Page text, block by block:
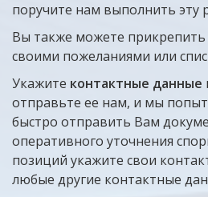
поручите нам выполнить эту
Вы также можете прикрепить
своими пожеланиями или
Укажите контактные данные
отправьте ее нам, и мы
быстро отправить Вам
оперативного уточнения
позиций укажите свои
любые другие контактные